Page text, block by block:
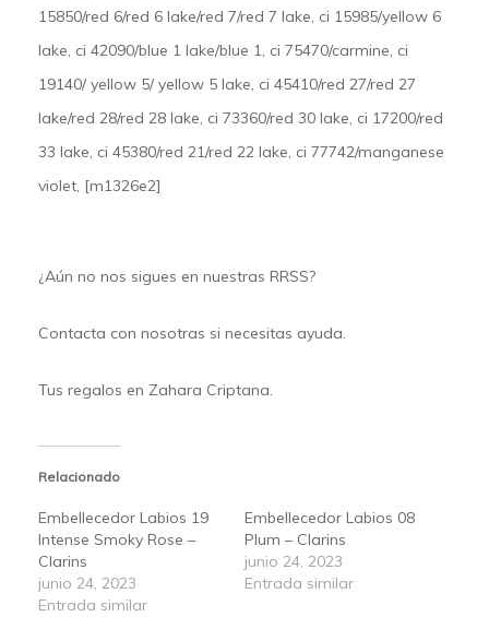
15850/red 6/red 6 lake/red 7/red 7 lake, ci 15985/yellow 6
lake, ci 42090/blue 1 lake/blue 1, ci 75470/carmine, ci
19140/ yellow 5/ yellow 5 lake, ci 45410/red 27/red 27
lake/red 28/red 28 lake, ci 73360/red 30 lake, ci 17200/red
33 lake, ci 45380/red 21/red 22 lake, ci 77742/manganese
violet, [m1326e2]
¿Aún no nos sigues en nuestras RRSS?
Contacta con nosotras si necesitas ayuda.
Tus regalos en Zahara Criptana.
Relacionado
Embellecedor Labios 19
Intense Smoky Rose –
Clarins
junio 24, 2023
Entrada similar
Embellecedor Labios 08
Plum – Clarins
junio 24, 2023
Entrada similar